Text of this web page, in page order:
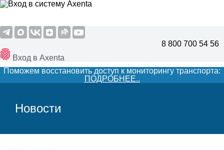
8 800 700 54 56
Вход в Axenta
Поможем восстановить доступ к мониторингу транспорта:
ПОДРОБНЕЕ..
Новости